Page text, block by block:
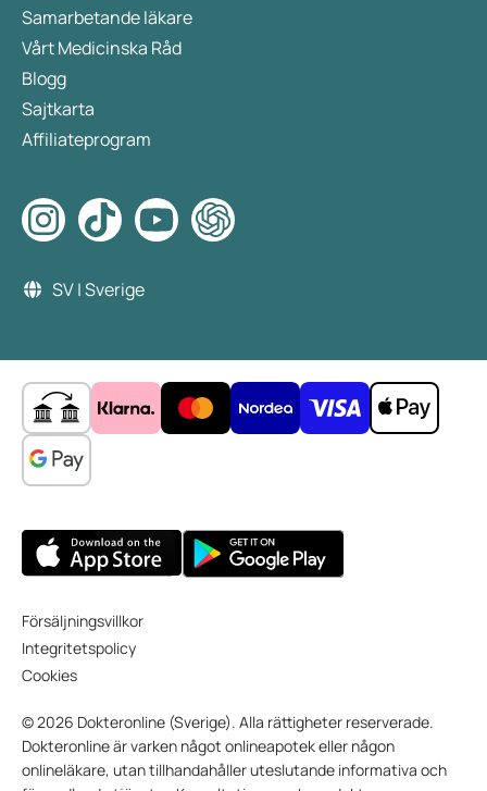
Samarbetande läkare
Vårt Medicinska Råd
Blogg
Sajtkarta
Affiliateprogram
SV | Sverige
Försäljningsvillkor
Integritetspolicy
Cookies
© 2026 Dokteronline (Sverige). Alla rättigheter reserverade.
Dokteronline är varken något onlineapotek eller någon
onlineläkare, utan tillhandahåller uteslutande informativa och